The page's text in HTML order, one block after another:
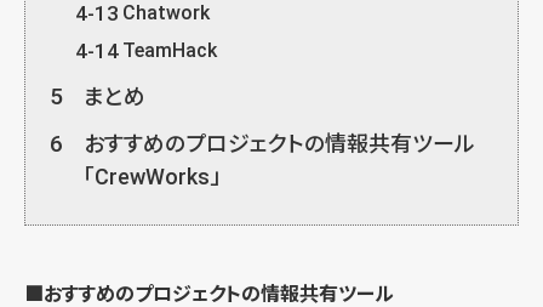
4-13 Chatwork
4-14 TeamHack
5 まとめ
6
おすすめのプロジェクトの情報共有ツール
「CrewWorks」
■おすすめのプロジェクトの情報共有ツール